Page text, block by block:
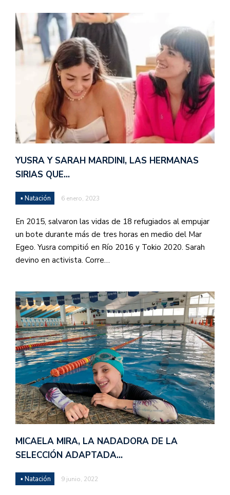
YUSRA Y SARAH MARDINI, LAS HERMANAS
SIRIAS QUE…
▪ Natación 6 enero, 2023
En 2015, salvaron las vidas de 18 refugiados al empujar
un bote durante más de tres horas en medio del Mar
Egeo. Yusra compitió en Río 2016 y Tokio 2020. Sarah
devino en activista. Corre…
MICAELA MIRA, LA NADADORA DE LA
SELECCIÓN ADAPTADA…
▪ Natación 9 junio, 2022